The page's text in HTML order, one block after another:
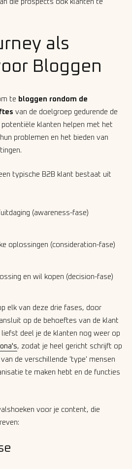
die prospects ook klanten te
als
Bloggen
te bloggen rondom de
van de doelgroep gedurende de
potentiële klanten helpen met het
problemen en het bieden van
typische B2B klant bestaat uit
(awareness-fase)
oplossingen (consideration-fase)
en wil kopen (decision-fase)
elk van deze drie fases, door
op de behoeftes van de klant
deel je de klanten nog weer op
, zodat je heel gericht schrijft op
de verschillende 'type' mensen
te maken hebt en de functies
voor je content, die